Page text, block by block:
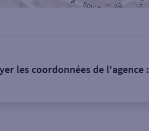
les coordonnées de l'agence :